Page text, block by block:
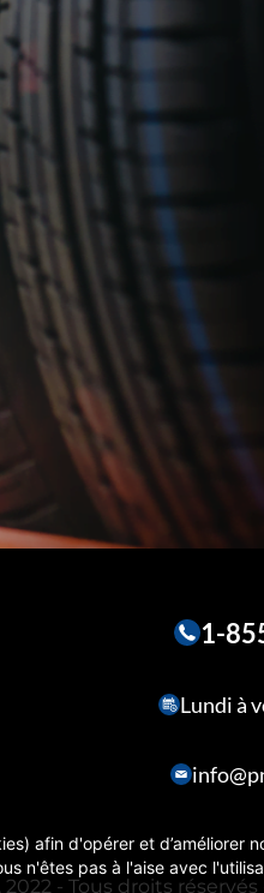
1-
Lundi à
- Tous droits réservés
afin d'opérer et d’améliorer
n'êtes pas à l'aise avec